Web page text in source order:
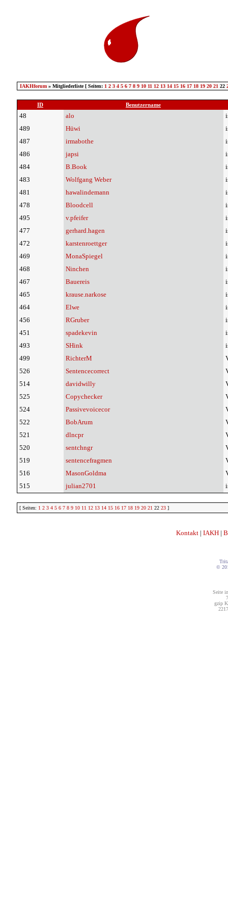
IAKHforum» Mitgliederliste [ Seiten: 1 2 3 4 5 6 7 8 9 10 11 12 13 14 15 16 17 18 19 20 21 22
ID Benutzername
48 alo
489
Hüwi
487
irmabothe
486
japsi
484
B.Book
483
Wolfgang Weber
481
hawalindemann
478
Bloodcell
495
v.pfeifer
477
gerhard.hagen
472
karstenroettger
469
MonaSpiegel
468
Ninchen
467
Bauereis
465
krause.narkose
464
Elwe
456
RGruber
451
spadekevin
493
SHink
499
RichterM
526
Sentencecorrect
514
davidwilly
525
Copychecker
524
Passivevoicecor
522
BobArum
521
dlncpr
520
sentchngr
519
sentencefragmen
516
MasonGoldma
515
julian2701
[ Seiten: 1 2 3 4 5 6 7 8 9 10 11 12 13 14 15 16 17 18 19 20 21 22 23]
Kontakt | IAKH |
©
Seite
gzip